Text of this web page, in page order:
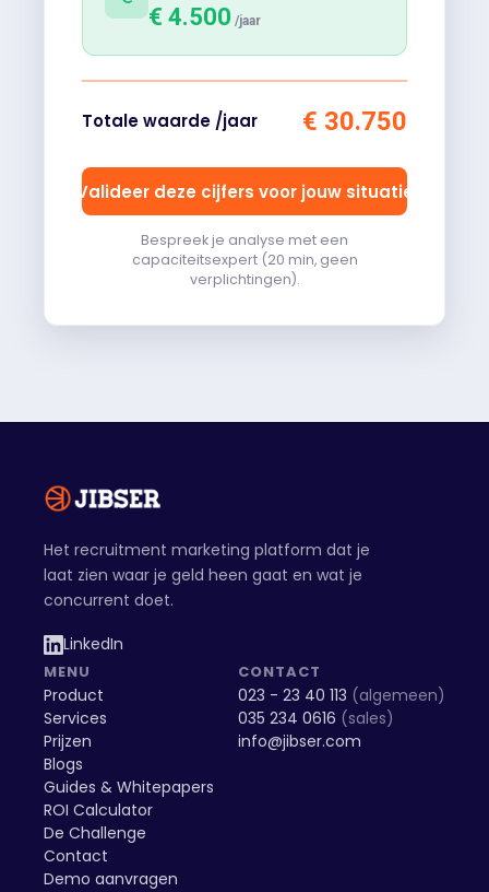
€ 4.500 /jaar
Totale waarde /jaar € 30.750
Valideer deze cijfers voor jouw situatie
Bespreek je analyse met een
capaciteitsexpert (20 min, geen
verplichtingen).
Het recruitment marketing platform dat je
laat zien waar je geld heen gaat en wat je
concurrent doet.
LinkedIn
MENU
Product
Services
Prijzen
Blogs
Guides & Whitepapers
ROI Calculator
De Challenge
Contact
Demo aanvragen
CONTACT
023 - 23 40 113 (algemeen)
035 234 0616 (sales)
info@jibser.com